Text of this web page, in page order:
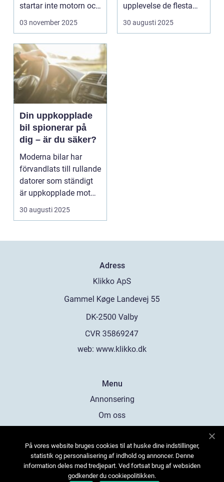
startar inte motorn och
e...
03 november 2025
upplevelse de flesta
biläga...
30 augusti 2025
Din uppkopplade
bil spionerar på
dig – är du säker?
Moderna bilar har
förvandlats till rullande
datorer som ständigt
är uppkopplade mot
m...
30 augusti 2025
Adress
web: www.klikko.dk
Menu
Annonsering
Om oss
Kontakta oss
Sitemap
På vores website bruges cookies til at huske dine indstillinger,
statistik og personalisering af indhold og annoncer. Denne
information deles med tredjepart. Ved fortsat brug af websiden
godkender du cookiepolitikken.